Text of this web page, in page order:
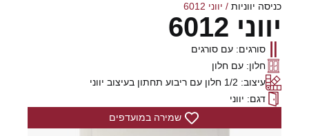
כניסה יווניות / יווני 6012
יווני 6012
סורגים: עם סורגים
חלון: עם חלון
עיצוב: 1/2 חלון עם ריבוע תחתון בעיצוב יווני
דגם: יווני
שמירה במועדפים